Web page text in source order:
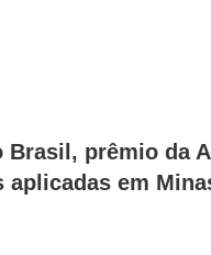
Brasil, prêmio da
aplicadas em